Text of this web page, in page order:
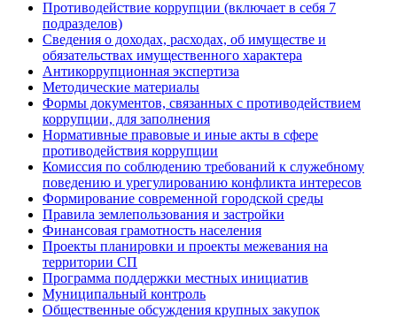
Противодействие коррупции (включает в себя 7
подразделов)
Сведения о доходах, расходах, об имуществе и
обязательствах имущественного характера
Антикоррупционная экспертиза
Методические материалы
Формы документов, связанных с противодействием
коррупции, для заполнения
Нормативные правовые и иные акты в сфере
противодействия коррупции
Комиссия по соблюдению требований к служебному
поведению и урегулированию конфликта интересов
Формирование современной городской среды
Правила землепользования и застройки
Финансовая грамотность населения
Проекты планировки и проекты межевания на
территории СП
Программа поддержки местных инициатив
Муниципальный контроль
Общественные обсуждения крупных закупок